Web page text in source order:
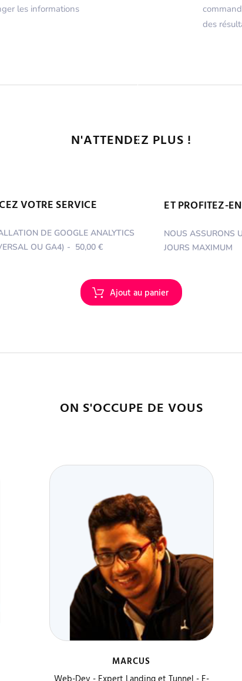
les informations
des
N'ATTENDEZ PLUS !
VOTRE SERVICE
DE GOOGLE ANALYTICS
OU GA4) - 50,00 €
ET PROFITEZ-
NOUS ASSURONS
JOURS MAXIMUM
ON S'OCCUPE DE VOUS
MARCUS